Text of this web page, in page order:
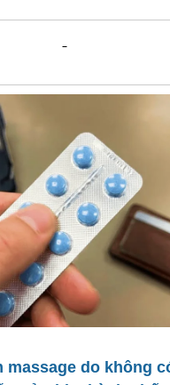
massage do không